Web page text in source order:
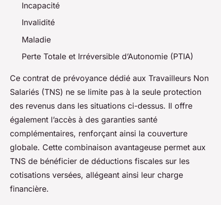
Incapacité
Invalidité
Maladie
Perte Totale et Irréversible d’Autonomie (PTIA)
Ce contrat de prévoyance dédié aux Travailleurs Non
Salariés (TNS) ne se limite pas à la seule protection
des revenus dans les situations ci-dessus. Il offre
également l’accès à des garanties santé
complémentaires, renforçant ainsi la couverture
globale. Cette combinaison avantageuse permet aux
TNS de bénéficier de déductions fiscales sur les
cotisations versées, allégeant ainsi leur charge
financière.